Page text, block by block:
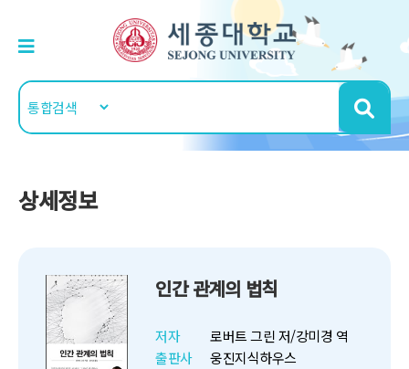
상세정보
인간 관계의 법칙
저자
로버트 그린 저/강미경 역
출판사
웅진지식하우스